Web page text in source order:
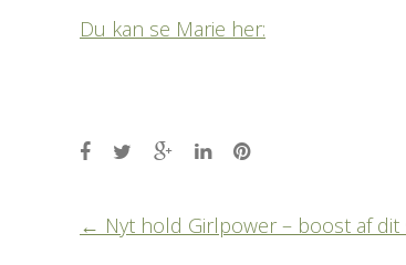
Du kan se Marie her:
Post
← Nyt hold Girlpower – boost af